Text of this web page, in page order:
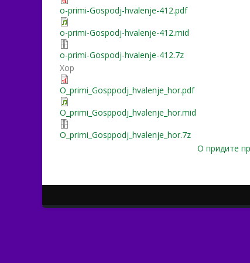
o-primi-Gospodj-hvalenje-412.pdf
o-primi-Gospodj-hvalenje-412.mid
o-primi-Gospodj-hvalenje-412.7z
Хор
O_primi_Gosppodj_hvalenje_hor.pdf
O_primi_Gosppodj_hvalenje_hor.mid
O_primi_Gosppodj_hvalenje_hor.7z
О придите